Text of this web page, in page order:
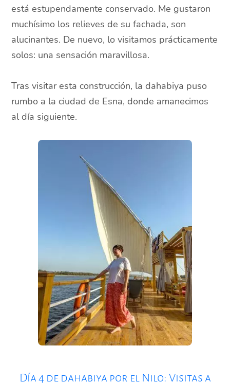
está estupendamente conservado. Me gustaron
muchísimo los relieves de su fachada, son
alucinantes. De nuevo, lo visitamos prácticamente
solos: una sensación maravillosa.
Tras visitar esta construcción, la dahabiya puso
rumbo a la ciudad de Esna, donde amanecimos
al día siguiente.
Día 4 de dahabiya por el Nilo: Visitas a